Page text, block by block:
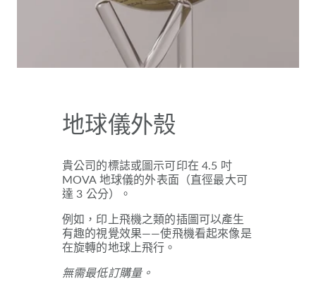
地球儀外殼
貴公司的標誌或圖示可印在 4.5 吋
MOVA 地球儀的外表面（直徑最大可
達 3 公分）。
例如，印上飛機之類的插圖可以產生
有趣的視覺效果——使飛機看起來像是
在旋轉的地球上飛行。
無需最低訂購量。